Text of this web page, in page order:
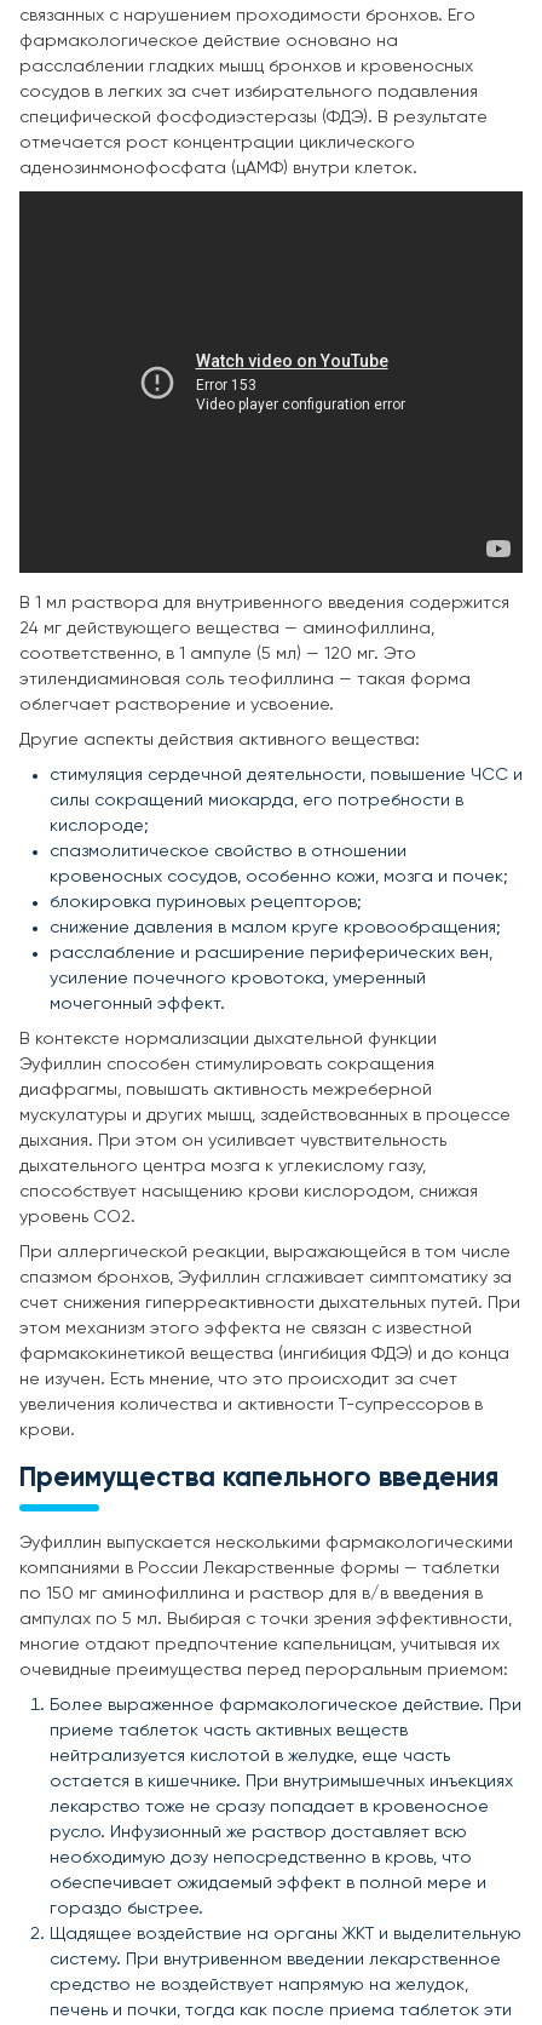
связанных с нарушением проходимости бронхов. Его
фармакологическое действие основано на
расслаблении гладких мышц бронхов и кровеносных
сосудов в легких за счет избирательного подавления
специфической фосфодиэстеразы (ФДЭ). В результате
отмечается рост концентрации циклического
аденозинмонофосфата (цАМФ) внутри клеток.
В 1 мл раствора для внутривенного введения содержится
24 мг действующего вещества — аминофиллина,
соответственно, в 1 ампуле (5 мл) — 120 мг. Это
этилендиаминовая соль теофиллина — такая форма
облегчает растворение и усвоение.
Другие аспекты действия активного вещества:
стимуляция сердечной деятельности, повышение ЧСС и
силы сокращений миокарда, его потребности в
кислороде;
спазмолитическое свойство в отношении
кровеносных сосудов, особенно кожи, мозга и почек;
блокировка пуриновых рецепторов;
снижение давления в малом круге кровообращения;
расслабление и расширение периферических вен,
усиление почечного кровотока, умеренный
мочегонный эффект.
В контексте нормализации дыхательной функции
Эуфиллин способен стимулировать сокращения
диафрагмы, повышать активность межреберной
мускулатуры и других мышц, задействованных в процессе
дыхания. При этом он усиливает чувствительность
дыхательного центра мозга к углекислому газу,
способствует насыщению крови кислородом, снижая
уровень СО2.
При аллергической реакции, выражающейся в том числе
спазмом бронхов, Эуфиллин сглаживает симптоматику за
счет снижения гиперреактивности дыхательных путей. При
этом механизм этого эффекта не связан с известной
фармакокинетикой вещества (ингибиция ФДЭ) и до конца
не изучен. Есть мнение, что это происходит за счет
увеличения количества и активности Т-супрессоров в
крови.
Преимущества капельного введения
Эуфиллин выпускается несколькими фармакологическими
компаниями в России Лекарственные формы — таблетки
по 150 мг аминофиллина и раствор для в/в введения в
ампулах по 5 мл. Выбирая с точки зрения эффективности,
многие отдают предпочтение капельницам, учитывая их
очевидные преимущества перед пероральным приемом:
Более выраженное фармакологическое действие. При
приеме таблеток часть активных веществ
нейтрализуется кислотой в желудке, еще часть
остается в кишечнике. При внутримышечных инъекциях
лекарство тоже не сразу попадает в кровеносное
русло. Инфузионный же раствор доставляет всю
необходимую дозу непосредственно в кровь, что
обеспечивает ожидаемый эффект в полной мере и
гораздо быстрее.
Щадящее воздействие на органы ЖКТ и выделительную
систему. При внутривенном введении лекарственное
средство не воздействует напрямую на желудок,
печень и почки, тогда как после приема таблеток эти